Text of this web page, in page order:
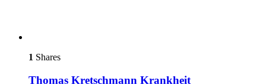
1 Shares
Thomas Kretschmann Krankheit